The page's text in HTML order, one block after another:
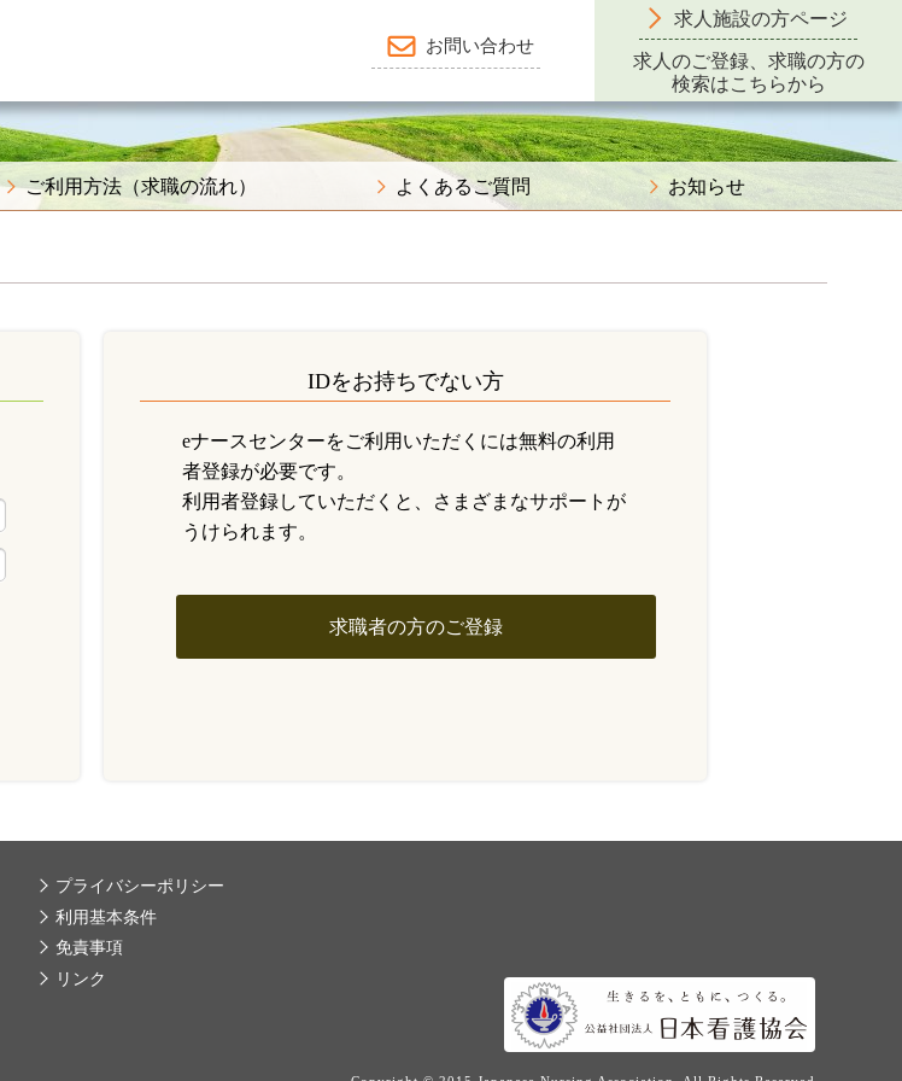
お問い合わせ
求人施設の方ページ
求人のご登録、求職の方の
検索はこちらから
ご利用方法（求職の流れ） よくあるご質問 お知らせ
IDをお持ちでない方
eナースセンターをご利用いただくには無料の利用
者登録が必要です。
利用者登録していただくと、さまざまなサポートが
うけられます。
求職者の方のご登録
プライバシーポリシー
利用基本条件
免責事項
リンク